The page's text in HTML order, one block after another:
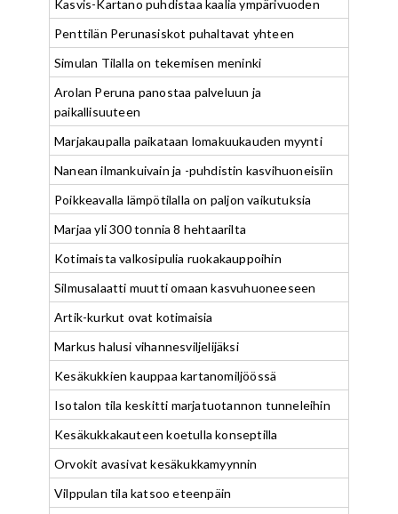
Kasvis-Kartano puhdistaa kaalia ympärivuoden
Penttilän Perunasiskot puhaltavat yhteen
Simulan Tilalla on tekemisen meninki
Arolan Peruna panostaa palveluun ja
paikallisuuteen
Marjakaupalla paikataan lomakuukauden myynti
Nanean ilmankuivain ja -puhdistin kasvihuoneisiin
Poikkeavalla lämpötilalla on paljon vaikutuksia
Marjaa yli 300 tonnia 8 hehtaarilta
Kotimaista valkosipulia ruokakauppoihin
Silmusalaatti muutti omaan kasvuhuoneeseen
Artik-kurkut ovat kotimaisia
Markus halusi vihannesviljelijäksi
Kesäkukkien kauppaa kartanomiljöössä
Isotalon tila keskitti marjatuotannon tunneleihin
Kesäkukkakauteen koetulla konseptilla
Orvokit avasivat kesäkukkamyynnin
Vilppulan tila katsoo eteenpäin